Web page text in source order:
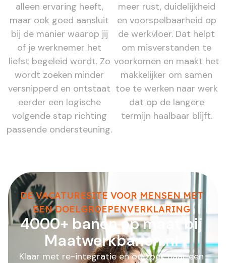
alleen ervaring heeft,
maar ook goed aansluit
bij de manier waarop jij
of je werknemer het
liefst begeleid wordt. Zo
wordt zoeken minder
versnipperd en ontstaat
eerder een logische
volgende stap richting
passende ondersteuning.
meer rust, duidelijkheid
en voorspelbaarheid op
de werkvloer. Dat helpt
om misverstanden te
voorkomen en maakt het
makkelijker om samen
toe te werken naar werk
dat op de langere
termijn haalbaar blijft.
DE VACATURESITE VOOR MENSEN MET
EEN DOELGROEPENVERKLARING
4000+ banen op maat bij
Maatwerkbanen.nl
Klaar met re-integratie en op zoek naar een